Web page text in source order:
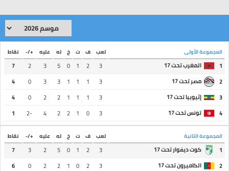
المجموعة الأولى لعب ف ت خ له عليه +/- نقاط
1 المغرب تحت 17 3
2
1
0
5
3
2
7
2
مصر تحت 17 3
1
1
1
3
3
0
4
3
إثيوبيا تحت 17 3
1
1
1
2
2
0
4
4
تونس تحت 17 3
0
1
2
2
4
-2
1
المجموعة الثانية لعب ف ت خ له عليه +/- نقاط
1 كوت ديفوار تحت 17 3
2
1
0
5
2
3
7
2
الكاميرون تحت 17 3
2
0
1
2
2
0
6